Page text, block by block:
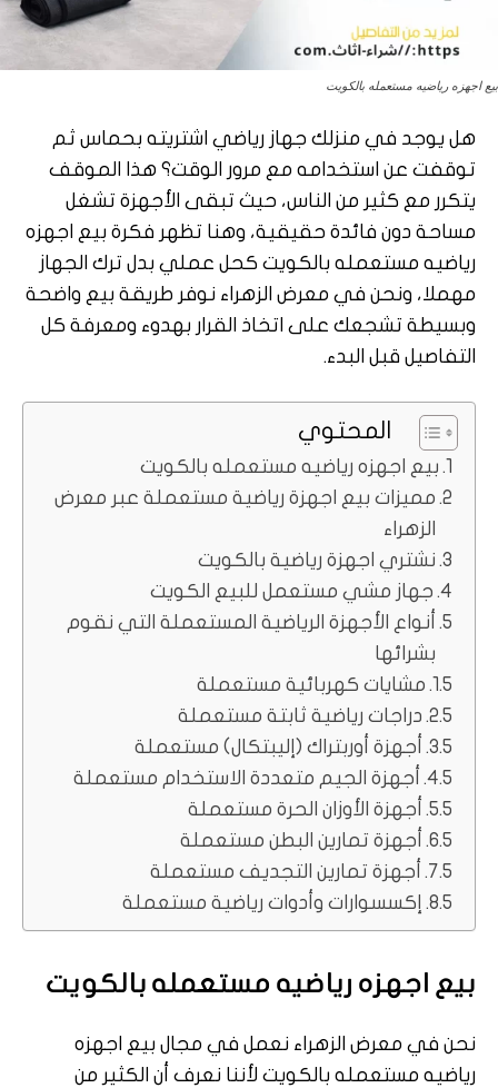
بيع اجهزه رياضيه مستعمله بالكويت
هل يوجد في منزلك جهاز رياضي اشتريته بحماس ثم
توقفت عن استخدامه مع مرور الوقت؟ هذا الموقف
يتكرر مع كثير من الناس، حيث تبقى الأجهزة تشغل
مساحة دون فائدة حقيقية، وهنا تظهر فكرة بيع اجهزه
رياضيه مستعمله بالكويت كحل عملي بدل ترك الجهاز
مهملا، ونحن في معرض الزهراء نوفر طريقة بيع واضحة
وبسيطة تشجعك على اتخاذ القرار بهدوء ومعرفة كل
التفاصيل قبل البدء.
المحتوي
بيع اجهزه رياضيه مستعمله بالكويت
مميزات بيع اجهزة رياضية مستعملة عبر معرض
الزهراء
نشتري اجهزة رياضية بالكويت
جهاز مشي مستعمل للبيع الكويت
أنواع الأجهزة الرياضية المستعملة التي نقوم
بشرائها
مشايات كهربائية مستعملة
دراجات رياضية ثابتة مستعملة
أجهزة أوربتراك (إليبتكال) مستعملة
أجهزة الجيم متعددة الاستخدام مستعملة
أجهزة الأوزان الحرة مستعملة
أجهزة تمارين البطن مستعملة
أجهزة تمارين التجديف مستعملة
إكسسوارات وأدوات رياضية مستعملة
بيع اجهزه رياضيه مستعمله بالكويت
نحن في معرض الزهراء نعمل في مجال بيع اجهزه
رياضيه مستعمله بالكويت لأننا نعرف أن الكثير من